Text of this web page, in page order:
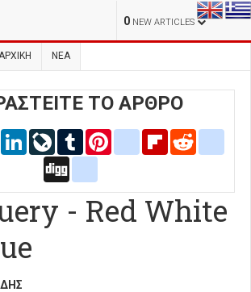
0 NEW ARTICLES
ΝΕΑ
ΤΟ ΑΡΘΡΟ
TwitterLinkedInLiveJournal
Tumblr Pinterestblogger_post
Flipboard
- Red White